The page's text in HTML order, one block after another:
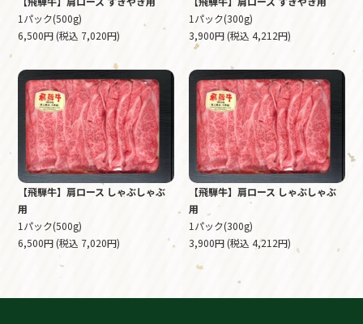
1パック(500g)
6,500円 (税込 7,020円)
1パック(300g)
3,900円 (税込 4,212円)
【飛騨牛】肩ロース しゃぶしゃぶ
用
1パック(500g)
6,500円 (税込 7,020円)
【飛騨牛】肩ロース しゃぶしゃぶ
用
1パック(300g)
3,900円 (税込 4,212円)